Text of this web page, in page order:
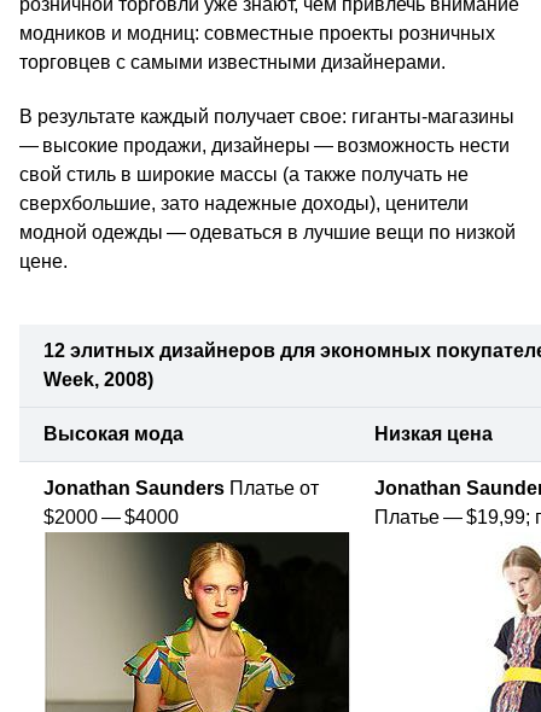
розничной торговли уже знают, чем привлечь внимание
модников и модниц: совместные проекты розничных
торговцев с самыми известными дизайнерами.
В результате каждый получает свое: гиганты-магазины
— высокие продажи, дизайнеры — возможность нести
свой стиль в широкие массы (а также получать не
сверхбольшие, зато надежные доходы), ценители
модной одежды — одеваться в лучшие вещи по низкой
цене.
12 элитных дизайнеров для экономных
Week, 2008)
Высокая мода Низкая цена
Jonathan Saunders Платье от
$2000 — $4000
Jonathan
Платье — $19,99;